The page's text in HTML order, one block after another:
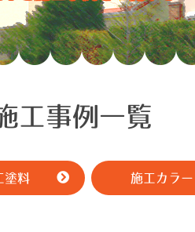
工事例一覧
塗料 施工カラー